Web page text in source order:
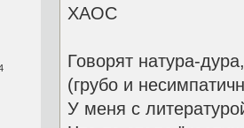
ХАОС
Говорят натура-дура,
(грубо и
У меня с